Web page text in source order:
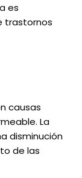
es
trastornos
causas
La
disminución
de las